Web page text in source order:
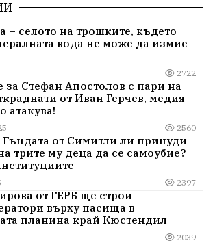
– селото на трошките, където
вода не може да измие
2722
за Стефан Апостолов с пари на
от Иван Герчев, медия
атакува!
2560
от Симитли ли принуди
трите му деца да се самоубие?
2397
от ГЕРБ ще строи
върху пасища в
планина край Кюстендил
2039